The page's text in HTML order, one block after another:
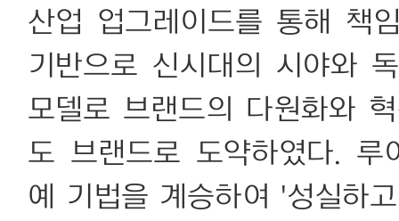
산업 업그레이드를 통해 책
기반으로 신시대의 시야와
모델로 브랜드의 다원화와
도 브랜드로 도약하였다.
예 기법을 계승하여 '성실하